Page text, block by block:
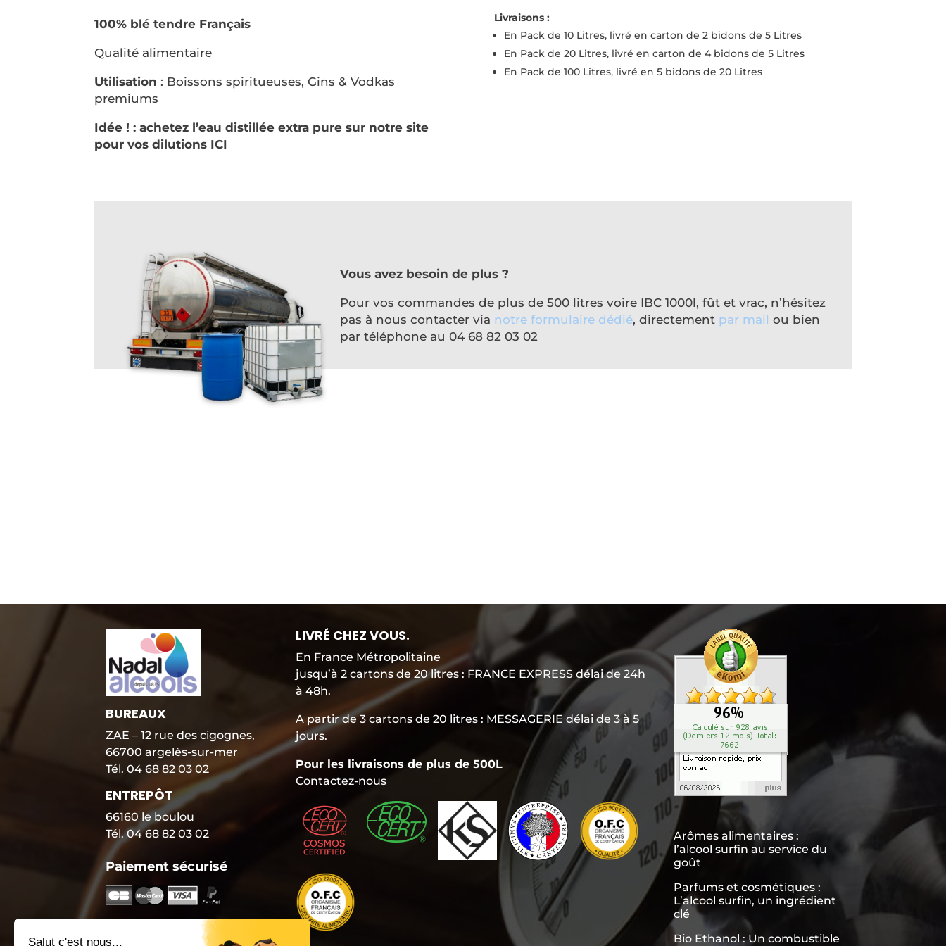
100% blé tendre Français
Qualité alimentaire
Utilisation : Boissons spiritueuses, Gins & Vodkas
premiums
Idée ! :achetez l’eau distillée extra pure sur notre site
pour vos dilutions ICI
Livraisons :
En Pack de 10 Litres, livré en carton de 2 bidons de 5 Litres
En Pack de 20 Litres, livré en carton de 4 bidons de 5 Litres
En Pack de 100 Litres, livré en 5 bidons de 20 Litres
Vous avez besoin de plus ?
Pour vos commandes de plus de 500 litres voire IBC 1000l, fût et vrac, n’hésitez
pas à nous contacter via notre formulaire dédié, directement par mail ou bien
par téléphone au 04 68 82 03 02
BUREAUX
ZAE – 12 rue des cigognes,
66700 argelès-sur-mer
Tél. 04 68 82 03 02
ENTREPÔT
66160 le boulou
Tél. 04 68 82 03 02
Paiement sécurisé
i
LIVRÉ CHEZ VOUS.
En France Métropolitaine
jusqu’à 2 cartons de 20 litres : FRANCE EXPRESS délai de 24h
à 48h.
A partir de 3 cartons de 20 litres : MESSAGERIE délai de 3 à 5
jours.
Pour les livraisons de plus de 500L
Contactez-nous
Arômes alimentaires :
l’alcool surfin au service du
goût
Parfums et cosmétiques :
L’alcool surfin, un ingrédient
clé
Bio Ethanol : Un combustible